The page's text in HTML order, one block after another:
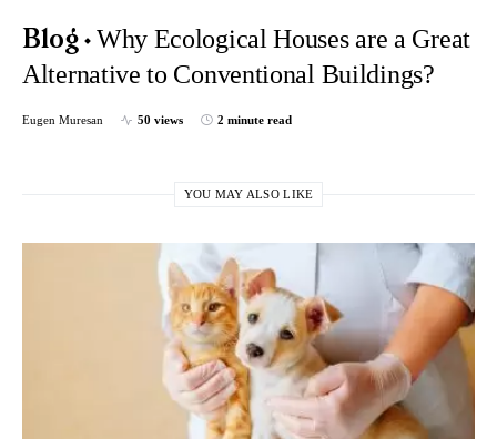
Blog
Why Ecological Houses are a Great
Alternative to Conventional Buildings?
Eugen Muresan 50 views 2 minute read
YOU MAY ALSO LIKE